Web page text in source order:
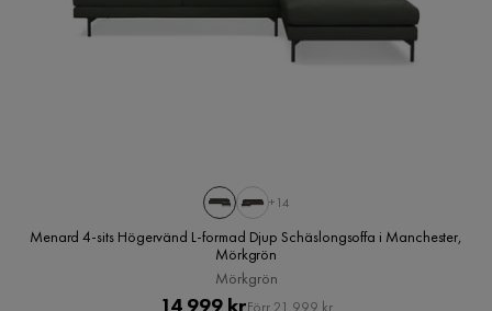
+14
Menard 4-sits Högervänd L-formad Djup Schäslongsoffa i Manchester,
Mörkgrön
Mörkgrön
Pris
14 999 krOriginal
Förr 21 999 kr